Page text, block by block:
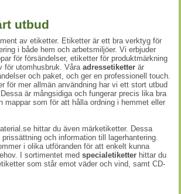
utbud
av etiketter. Etiketter är ett bra verktyg för
i både hem och arbetsmiljöer. Vi erbjuder
för försändelser, etiketter för produktmärkning
för utomhusbruk. Våra adressetiketter är
och paket, och ger en professionell touch.
för mer allmän användning har vi ett stort utbud
är mångsidiga och fungerar precis lika bra
mappar som för att hålla ordning i hemmet eller
hittar du även märketiketter. Dessa
och information till lagerhantering.
i olika utföranden för att enkelt kunna
I sortimentet med specialetiketter hittar du
som står emot väder och vind, samt CD-